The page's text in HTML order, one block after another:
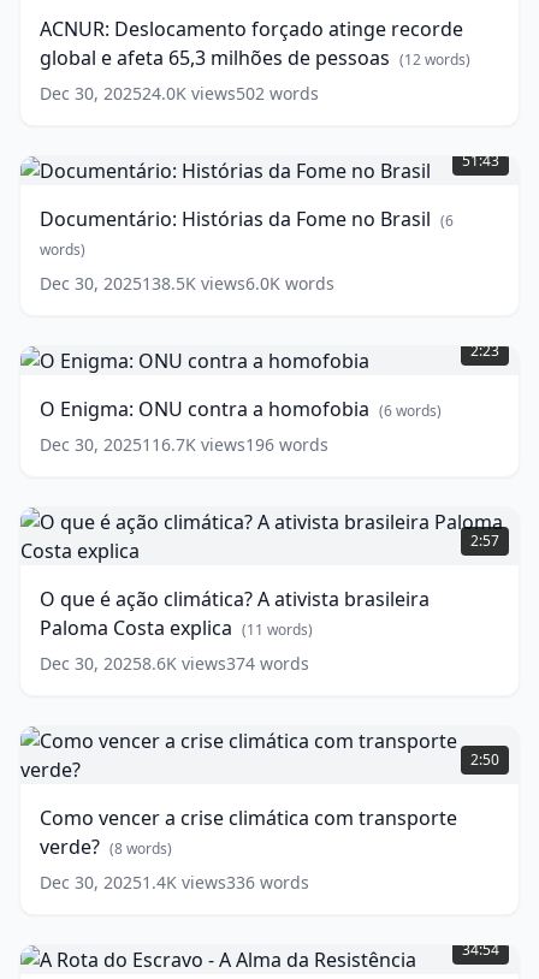
recorde
global
e
afeta
milhões
de
words)
ACNUR: Deslocamento forçado atinge recorde
global e afeta 65,3 milhões de pessoas (12words)
Dec 30, 202524.0K views502 words
Histórias
da
no
Brasil
words)
51:43
Documentário: Histórias da Fome no Brasil (6
words)
Dec 30, 2025138.5K views6.0K words
Enigma:
ONU
a
homofobia (6
2:23
O Enigma: ONU contra a homofobia (6words)
Dec 30, 2025116.7K views196 words
O
que
é
climática?
A
ativista
brasileira
Costa
explica (11
words)
2:57
O que é ação climática? A ativista brasileira
Paloma Costa explica (11 words)
Dec 30, 20258.6K views374 words
Como
vencer
a
climática
com
transporte
verde?
words)
2:50
Como vencer a crise climática com transporte
verde? (8words)
Dec 30, 20251.4K views336 words
Rota
do
34:54